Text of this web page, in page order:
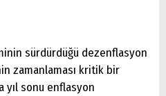
sürdürdüğü dezenflasyon
zamanlaması kritik bir
yıl sonu enflasyon